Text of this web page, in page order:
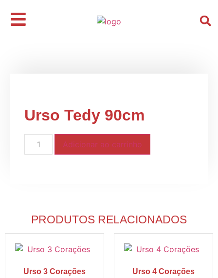
Urso Tedy 90cm
Adicionar ao carrinho
PRODUTOS RELACIONADOS
Urso 3 Corações Urso 4 Corações